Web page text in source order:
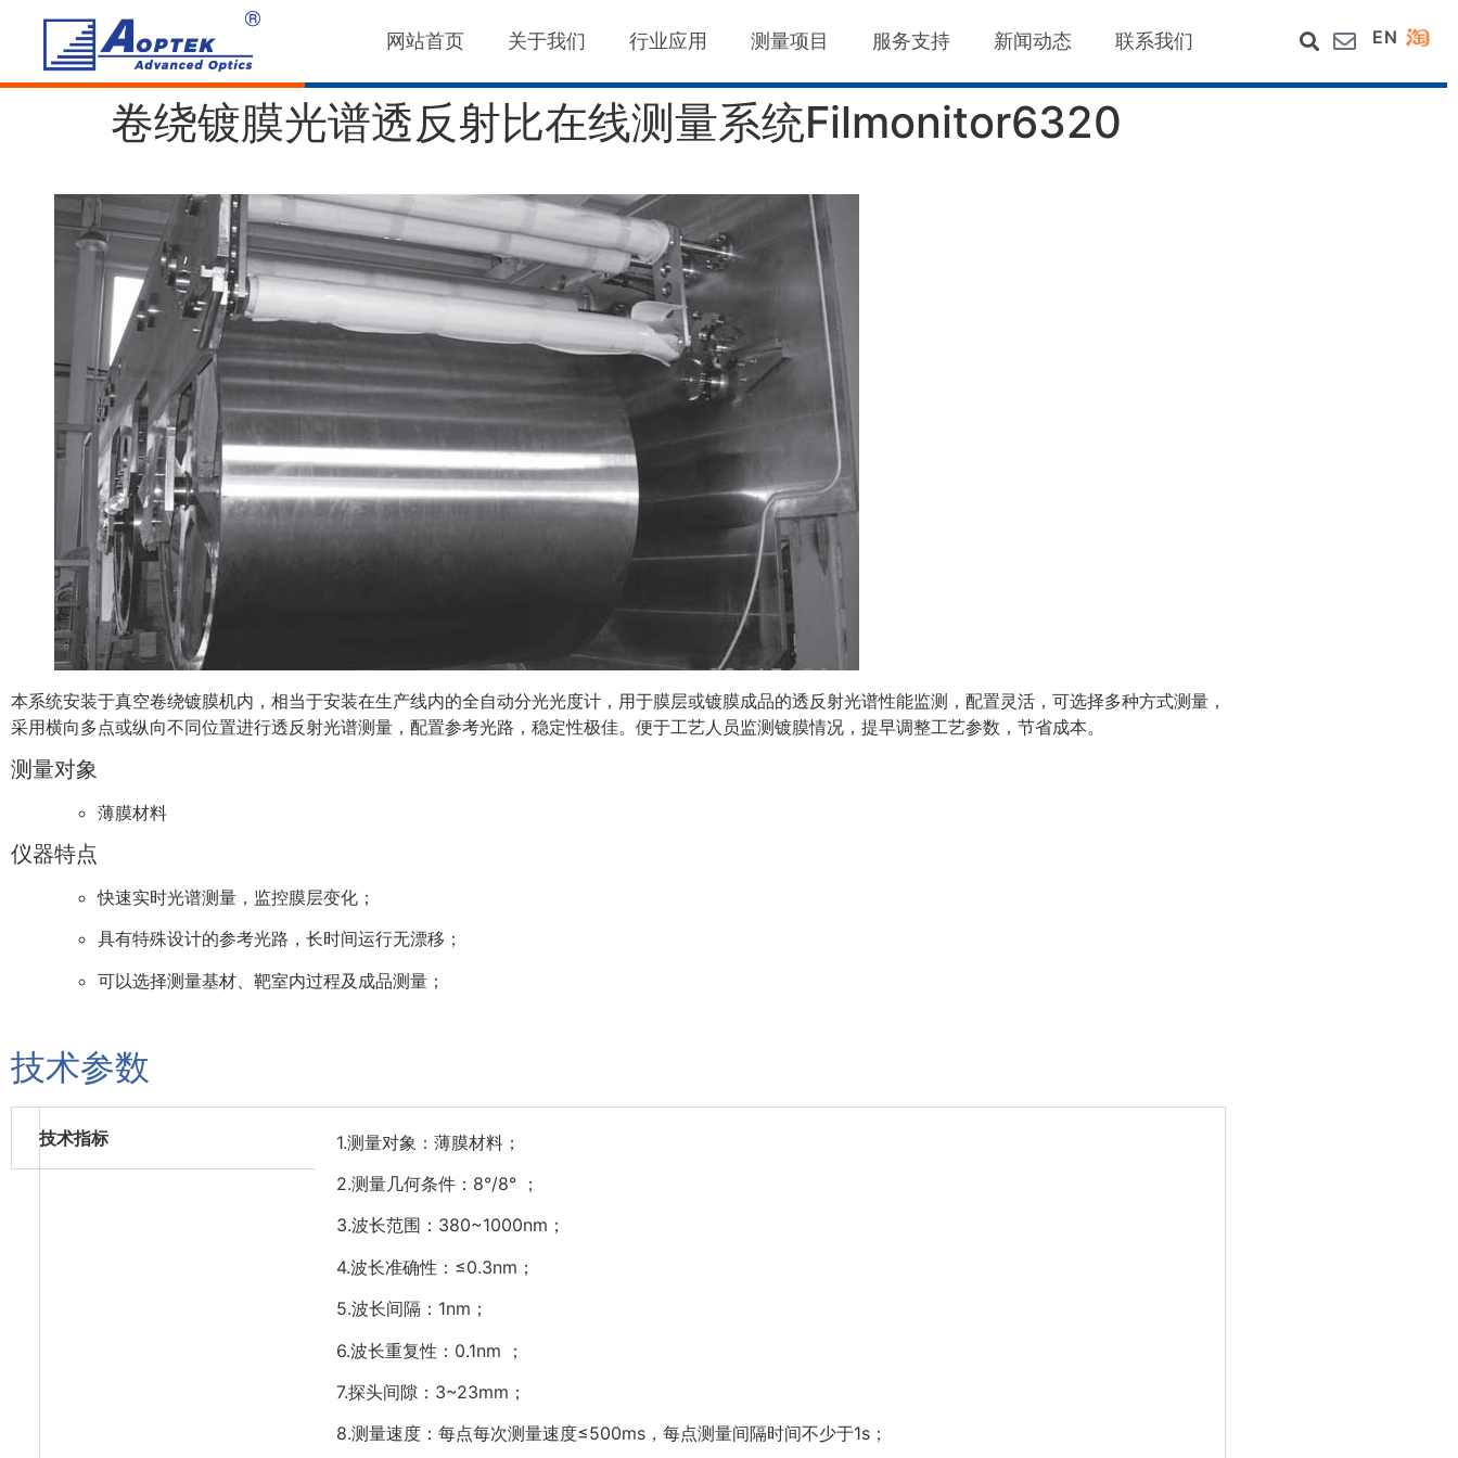
网站首页 关于我们 行业应用 测量项目 服务支持 新闻动态 联系我们 EN
卷绕镀膜光谱透反射比在线测量系统Filmonitor6320
本系统安装于真空卷绕镀膜机内，相当于安装在生产线内的全自动分光光度计，用于膜层或镀膜成品的透反射光谱性能监测，配置灵活，可选择多种方式测量，
采用横向多点或纵向不同位置进行透反射光谱测量，配置参考光路，稳定性极佳。便于工艺人员监测镀膜情况，提早调整工艺参数，节省成本。
测量对象
薄膜材料
仪器特点
快速实时光谱测量，监控膜层变化；
具有特殊设计的参考光路，长时间运行无漂移；
可以选择测量基材、靶室内过程及成品测量；
技术参数
技术指标
1.测量对象：薄膜材料；
2.测量几何条件：8°/8° ；
3.波长范围：380~1000nm；
4.波长准确性：≤0.3nm；
5.波长间隔：1nm；
6.波长重复性：0.1nm ；
7.探头间隙：3~23mm；
8.测量速度：每点每次测量速度≤500ms，每点测量间隔时间不少于1s；